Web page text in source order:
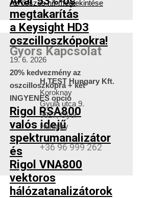
megtakarítás
a Keysight HD3
oszcilloszkópokra!
19. 6. 2026
20% kedvezmény az
oszcilloszkópra + két
INGYENES opció
Rigol RSA800
valós idejű
spektrumanalizátor
és
Rigol VNA800
vektoros
hálózatanalizátorok
Az összes hír megtekintése
Gyors Kapcsolat
H TEST Hungary Kft.
Koroknay
Gyula utca 9.
9027, Győr
Hungary
+36 96 999 262